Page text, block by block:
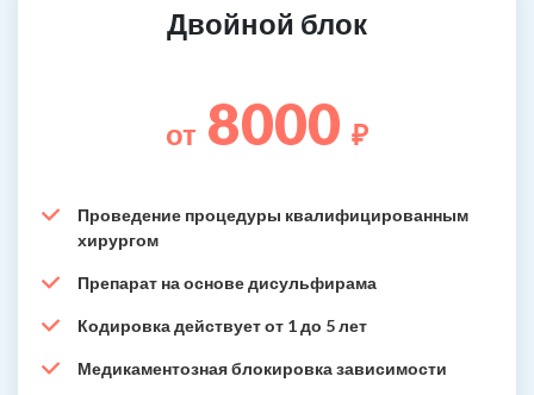
Двойной блок
от 8000 ₽
Проведение процедуры квалифицированным
хирургом
Препарат на основе дисульфирама
Кодировка действует от 1 до 5 лет
Медикаментозная блокировка зависимости